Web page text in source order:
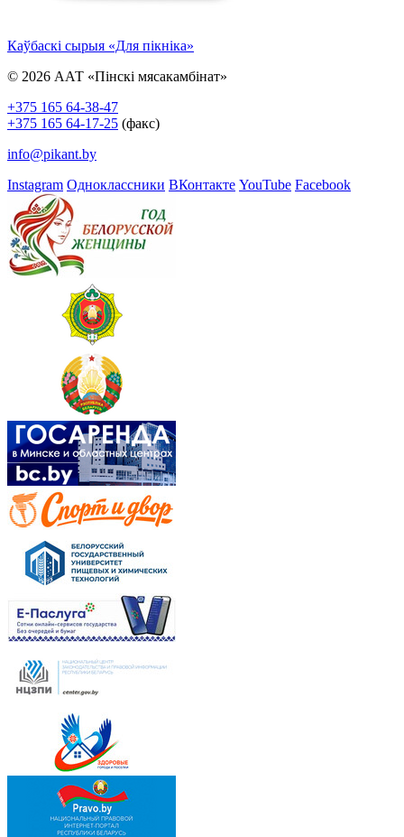
Каўбаскі сырыя «Для пікніка»
© 2026 ААТ «Пінскі мясакамбінат»
+375 165 64-38-47
+375 165 64-17-25 (факс)
info@pikant.by
Instagram Одноклассники ВКонтакте YouTube Facebook